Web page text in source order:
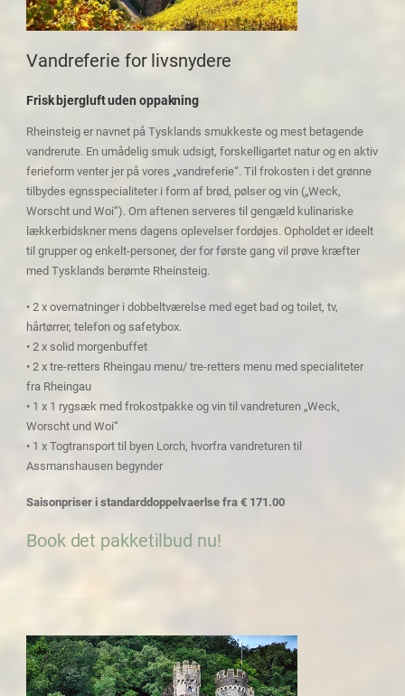
Vandreferie for livsnydere
Frisk bjergluft uden oppakning
Rheinsteig er navnet på Tysklands smukkeste og mest betagende
vandrerute. En umådelig smuk udsigt, forskelligartet natur og en aktiv
ferieform venter jer på vores „vandreferie“. Til frokosten i det grønne
tilbydes egnsspecialiteter i form af brød, pølser og vin („Weck,
Worscht und Woi“). Om aftenen serveres til gengæld kulinariske
lækkerbidskner mens dagens oplevelser fordøjes. Opholdet er ideelt
til grupper og enkelt-personer, der for første gang vil prøve kræfter
med Tysklands berømte Rheinsteig.
• 2 x overnatninger i dobbeltværelse med eget bad og toilet, tv,
hårtørrer, telefon og safetybox.
• 2 x solid morgenbuffet
• 2 x tre-retters Rheingau menu/ tre-retters menu med specialiteter
fra Rheingau
• 1 x 1 rygsæk med frokostpakke og vin til vandreturen „Weck,
Worscht und Woi“
• 1 x Togtransport til byen Lorch, hvorfra vandreturen til
Assmanshausen begynder
Saisonpriser i standarddoppelvaerlse fra € 171.00
Book det pakketilbud nu!